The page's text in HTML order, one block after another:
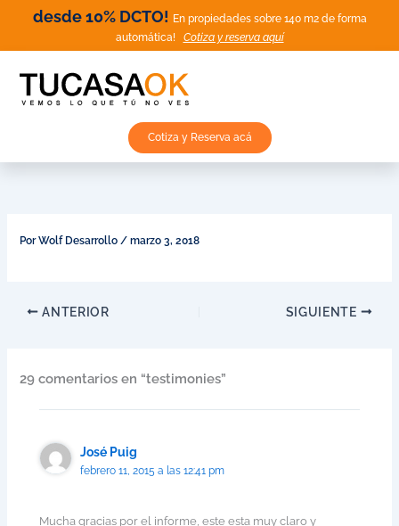
contenido
desde 10% DCTO! En propiedades sobre 140 m2 de forma
automática! Cotiza y reserva aquí
Cotiza y Reserva acá
PorWolf Desarrollo/marzo 3, 2018
ANTERIOR SIGUIENTE
29 comentarios en “testimonies”
José Puig
febrero 11, 2015 a las 12:41 pm
Mucha gracias por el informe, este esta muy claro y